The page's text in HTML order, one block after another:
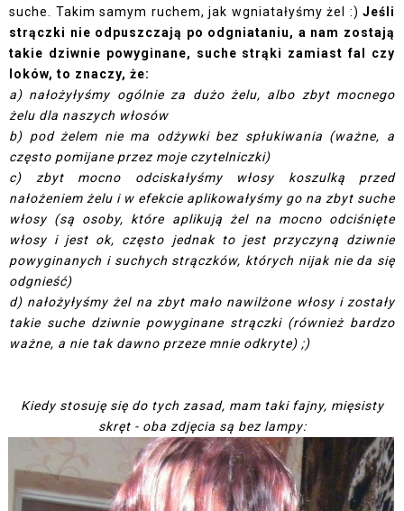
suche. Takim samym ruchem, jak wgniatałyśmy żel :) Jeśli
strączki nie odpuszczają po odgniataniu, a nam zostają
takie dziwnie powyginane, suche strąki zamiast fal czy
loków, to znaczy, że:
a) nałożyłyśmy ogólnie za dużo żelu, albo zbyt mocnego
żelu dla naszych włosów
b) pod żelem nie ma odżywki bez spłukiwania (ważne, a
często pomijane przez moje czytelniczki)
c) zbyt mocno odciskałyśmy włosy koszulką przed
nałożeniem żelu i w efekcie aplikowałyśmy go na zbyt suche
włosy (są osoby, które aplikują żel na mocno odciśnięte
włosy i jest ok, często jednak to jest przyczyną dziwnie
powyginanych i suchych strączków, których nijak nie da się
odgnieść)
d) nałożyłyśmy żel na zbyt mało nawilżone włosy i zostały
takie suche dziwnie powyginane strączki (również bardzo
ważne, a nie tak dawno przeze mnie odkryte) ;)
Kiedy stosuję się do tych zasad, mam taki fajny, mięsisty
skręt - oba zdjęcia są bez lampy: